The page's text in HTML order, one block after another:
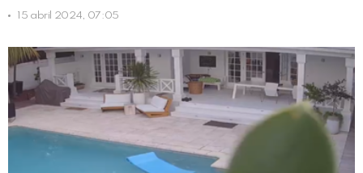
15 abril 2024, 07:05